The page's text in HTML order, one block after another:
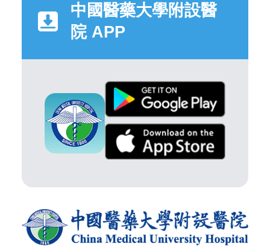
中國醫藥大學附設醫
院 APP